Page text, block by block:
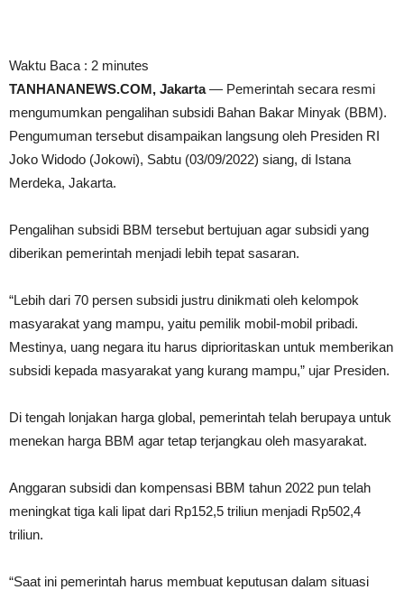
Waktu Baca : 2 minutes
TANHANANEWS.COM, Jakarta— Pemerintah secara resmi
mengumumkan pengalihan subsidi Bahan Bakar Minyak (BBM).
Pengumuman tersebut disampaikan langsung oleh Presiden RI
Joko Widodo (Jokowi), Sabtu (03/09/2022) siang, di Istana
Merdeka, Jakarta.
Pengalihan subsidi BBM tersebut bertujuan agar subsidi yang
diberikan pemerintah menjadi lebih tepat sasaran.
“Lebih dari 70 persen subsidi justru dinikmati oleh kelompok
masyarakat yang mampu, yaitu pemilik mobil-mobil pribadi.
Mestinya, uang negara itu harus diprioritaskan untuk memberikan
subsidi kepada masyarakat yang kurang mampu,” ujar Presiden.
Di tengah lonjakan harga global, pemerintah telah berupaya untuk
menekan harga BBM agar tetap terjangkau oleh masyarakat.
Anggaran subsidi dan kompensasi BBM tahun 2022 pun telah
meningkat tiga kali lipat dari Rp152,5 triliun menjadi Rp502,4
triliun.
“Saat ini pemerintah harus membuat keputusan dalam situasi